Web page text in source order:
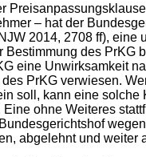
– hat der
2014, 2708 ff),
des PrKG
eine Unwirksamkeit
PrKG verwiesen.
soll, kann eine
Eine ohne Weiteres
abgelehnt und